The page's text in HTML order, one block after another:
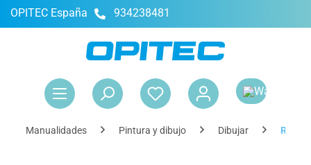
principal
OPITEC España 934238481
Manualidades Pintura y dibujo Dibujar